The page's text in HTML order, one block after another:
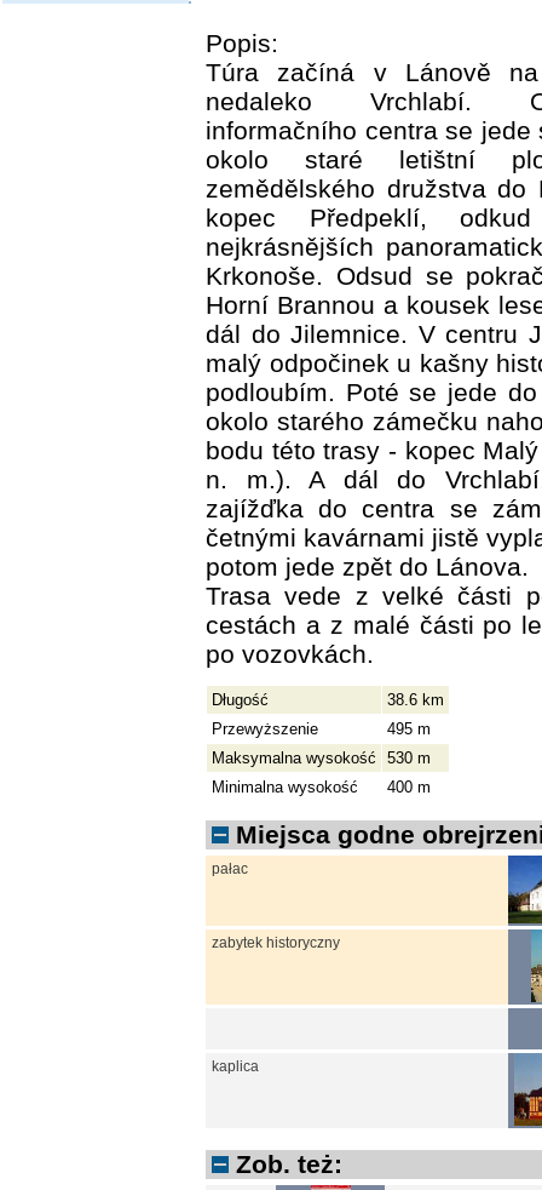
Popis:
Túra začíná v Lánově
nedaleko Vrchlabí.
informačního centra se jede
okolo staré letištní
zemědělského družstva do
kopec Předpeklí,
nejkrásnějších
Krkonoše. Odsud se
Horní Brannou a kousek
dál do Jilemnice. V centru
malý odpočinek u kašny
podloubím. Poté se jede
okolo starého zámečku
bodu této trasy - kopec
n. m.). A dál do
zajížďka do centra se
četnými kavárnami jistě
potom jede zpět do Lánova.
Trasa vede z velké části
cestách a z malé části po
po vozovkách.
Długość
38.6 km
Przewyższenie
495 m
Maksymalna wysokość
530 m
Minimalna wysokość
400 m
Miejsca godne
pałac
zabytek historyczny
kaplica
Zob. też: